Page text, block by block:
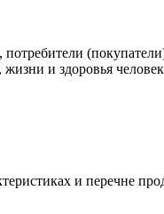
и здоровья
и перечне